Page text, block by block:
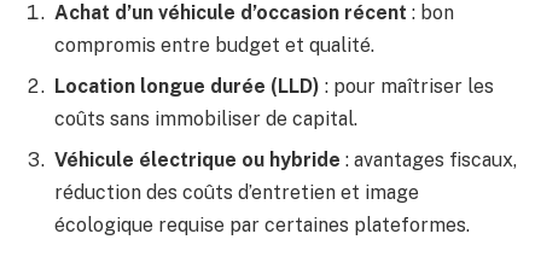
Achat d’un véhicule d’occasion récent : bon
compromis entre budget et qualité.
Location longue durée (LLD) : pour maîtriser les
coûts sans immobiliser de capital.
Véhicule électrique ou hybride : avantages fiscaux,
réduction des coûts d’entretien et image
écologique requise par certaines plateformes.